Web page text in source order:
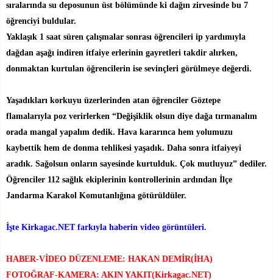
sıralarında su deposunun üst bölümünde ki dağın zirvesinde bu 7
öğrenciyi buldular.
Yaklaşık 1 saat süren çalışmalar sonrası öğrencileri ip yardımıyla
dağdan aşağı indiren itfaiye erlerinin gayretleri takdir alırken,
donmaktan kurtulan öğrencilerin ise sevinçleri görülmeye değerdi.
Yaşadıkları korkuyu üzerlerinden atan öğrenciler Göztepe
flamalarıyla poz verirlerken “Değişiklik olsun diye dağa tırmanalım
orada mangal yapalım dedik. Hava kararınca hem yolumuzu
kaybettik hem de donma tehlikesi yaşadık. Daha sonra itfaiyeyi
aradık. Sağolsun onların sayesinde kurtulduk. Çok mutluyuz” dediler.
Öğrenciler 112 sağlık ekiplerinin kontrollerinin ardından İlçe
Jandarma Karakol Komutanlığına götürüldüler.
İşte Kirkagac.NET farkıyla haberin video görüntüleri.
HABER-VİDEO DÜZENLEME: HAKAN DEMİR(İHA)
FOTOĞRAF-KAMERA: AKIN YAKIT(Kirkagac.NET)